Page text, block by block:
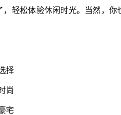
轻松体验休闲时光。当然，
择
尚
宅